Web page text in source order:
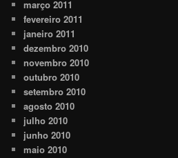
março 2011
fevereiro 2011
janeiro 2011
dezembro 2010
novembro 2010
outubro 2010
setembro 2010
agosto 2010
julho 2010
junho 2010
maio 2010